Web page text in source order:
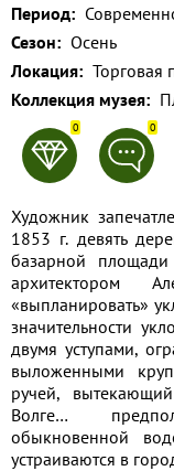
Период:
Сезон: Осень
Локация: Торговая
Коллекция музея:
0 0
Художник
1853 г. девять
базарной
архитектором
«выпланировать»
значительности
двумя уступами,
выложенными
ручей,
Волге…
обыкновенной
устраиваются в